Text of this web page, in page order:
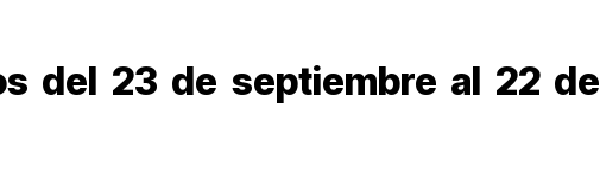
del 23 de septiembre al 22 de